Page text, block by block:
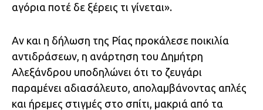
αγόρια ποτέ δε ξέρεις τι γίνεται».
Αν και η δήλωση της Ρίας προκάλεσε ποικιλία
αντιδράσεων, η ανάρτηση του Δημήτρη
Αλεξάνδρου υποδηλώνει ότι το ζευγάρι
παραμένει αδιασάλευτο, απολαμβάνοντας απλές
και ήρεμες στιγμές στο σπίτι, μακριά από τα